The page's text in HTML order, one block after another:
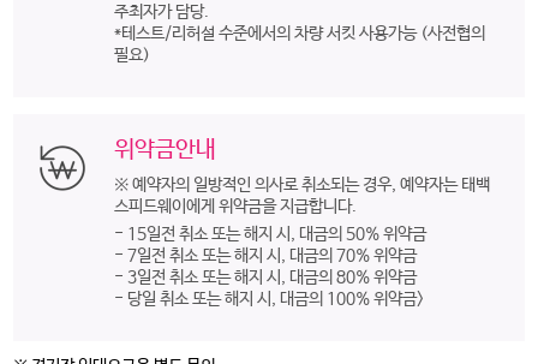
주최자가 담당.
*테스트/리허설 수준에서의 차량 서킷 사용가능 (사전협의
필요)
위약금안내
※ 예약자의 일방적인 의사로 취소되는 경우, 예약자는 태백
스피드웨이에게 위약금을 지급합니다.
- 15일전 취소 또는 해지 시, 대금의 50% 위약금
- 7일전 취소 또는 해지 시, 대금의 70% 위약금
- 3일전 취소 또는 해지 시, 대금의 80% 위약금
- 당일 취소 또는 해지 시, 대금의 100% 위약금>